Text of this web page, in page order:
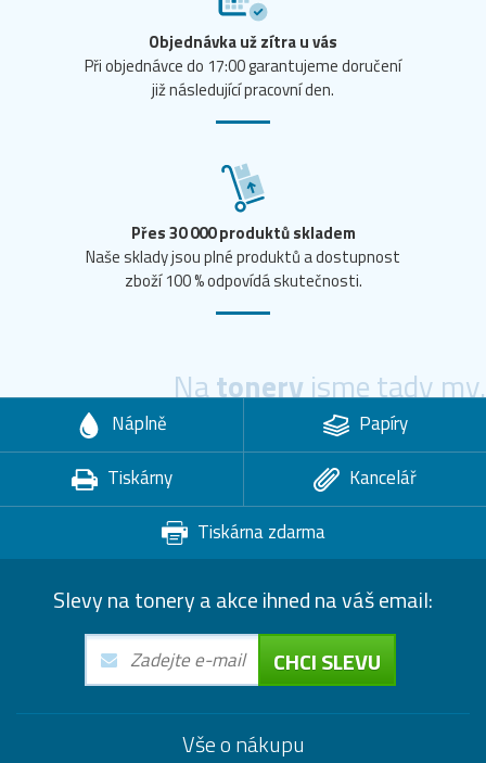
Objednávka už zítra u vás
Při objednávce do 17:00 garantujeme doručení
již následující pracovní den.
Přes 30 000 produktů skladem
Naše sklady jsou plné produktů a dostupnost
zboží 100 % odpovídá skutečnosti.
Natoneryjsme tady my.
Náplně
Papíry
Tiskárny
Kancelář
Tiskárna zdarma
Slevy na tonery a akce ihned na váš email:
CHCI SLEVU
Vše o nákupu